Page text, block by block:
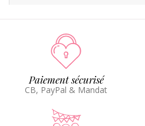
Paiement sécurisé
CB, PayPal & Mandat